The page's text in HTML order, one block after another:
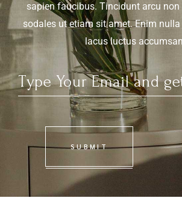
sapien faucibus. Tincidunt arcu non
sodales ut etiam sit amet. Enim
lacus luctus
SUBMIT